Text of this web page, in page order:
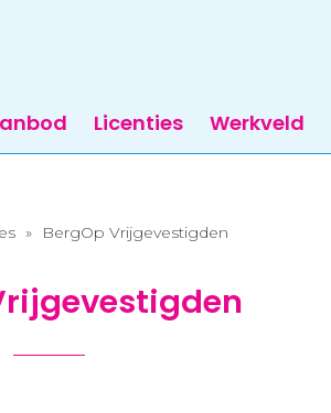
Licenties Werkveld
» BergOp Vrijgevestigden